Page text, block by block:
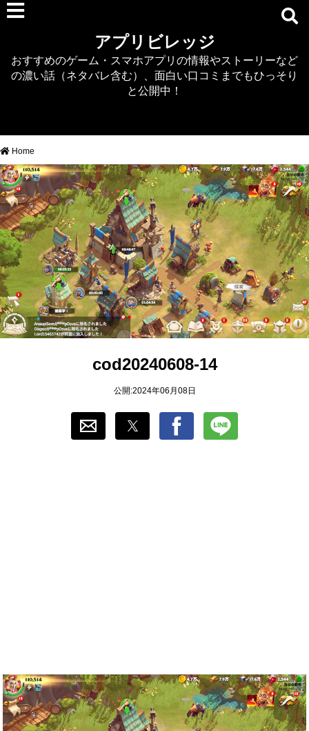
デタリキZ
アナザーエデン
RTS/MOBA
アクション
シミュレーション
牧場婚活
DEAD OR ALIVE XVV
パズル/クイズ
ノベル
おすすめ
アプリビレッジ
おすすめのゲーム・スマホアプリの情報やストーリーなど
の濃い話（ネタバレ含む）、面白い口コミまでもひっそり
と公開中！
Home
cod20240608-14
公開:2024年06月08日